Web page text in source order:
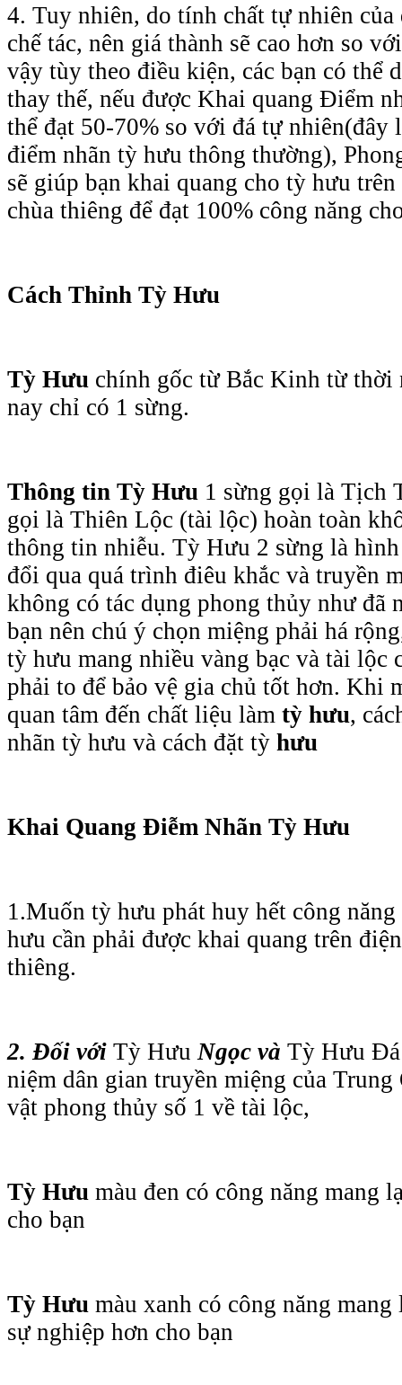
4. Tuy nhiên, do tính chất tự nhiên của
chế tác, nên giá thành sẽ cao hơn so
vậy tùy theo điều kiện, các bạn có thể
thay thế, nếu được Khai quang Điểm
thể đạt 50-70% so với đá tự nhiên(đây
điểm nhãn tỳ hưu thông thường),
sẽ giúp bạn khai quang cho tỳ hưu trên
chùa thiêng để đạt 100% công năng
Cách Thỉnh Tỳ Hưu
Tỳ Hưu chính gốc từ Bắc Kinh từ thời
nay chỉ có 1 sừng.
Thông tin Tỳ Hưu 1 sừng gọi là Tịch
gọi là Thiên Lộc (tài lộc) hoàn toàn
thông tin nhiễu. Tỳ Hưu 2 sừng là
đổi qua quá trình điêu khắc và truyền
không có tác dụng phong thủy như đã
bạn nên chú ý chọn miệng phải há
tỳ hưu mang nhiều vàng bạc và tài lộc
phải to để bảo vệ gia chủ tốt hơn. Khi
quan tâm đến chất liệu làm tỳ hưu,
nhãn tỳ hưu và cách đặt tỳ hưu
Khai Quang Điễm Nhãn Tỳ Hưu
1.Muốn tỳ hưu phát huy hết công
hưu cần phải được khai quang trên
thiêng.
2. Đối với Tỳ Hưu Ngọc và Tỳ Hưu
niệm dân gian truyền miệng của
vật phong thủy số 1 về tài lộc,
Tỳ Hưu màu đen có công năng mang
cho bạn
Tỳ Hưu màu xanh có công năng
sự nghiệp hơn cho bạn